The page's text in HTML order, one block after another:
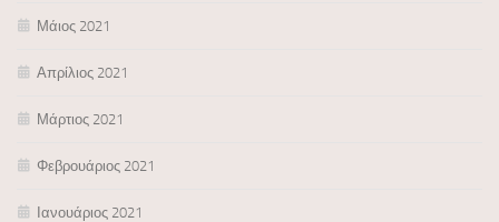
Μάιος 2021
Απρίλιος 2021
Μάρτιος 2021
Φεβρουάριος 2021
Ιανουάριος 2021